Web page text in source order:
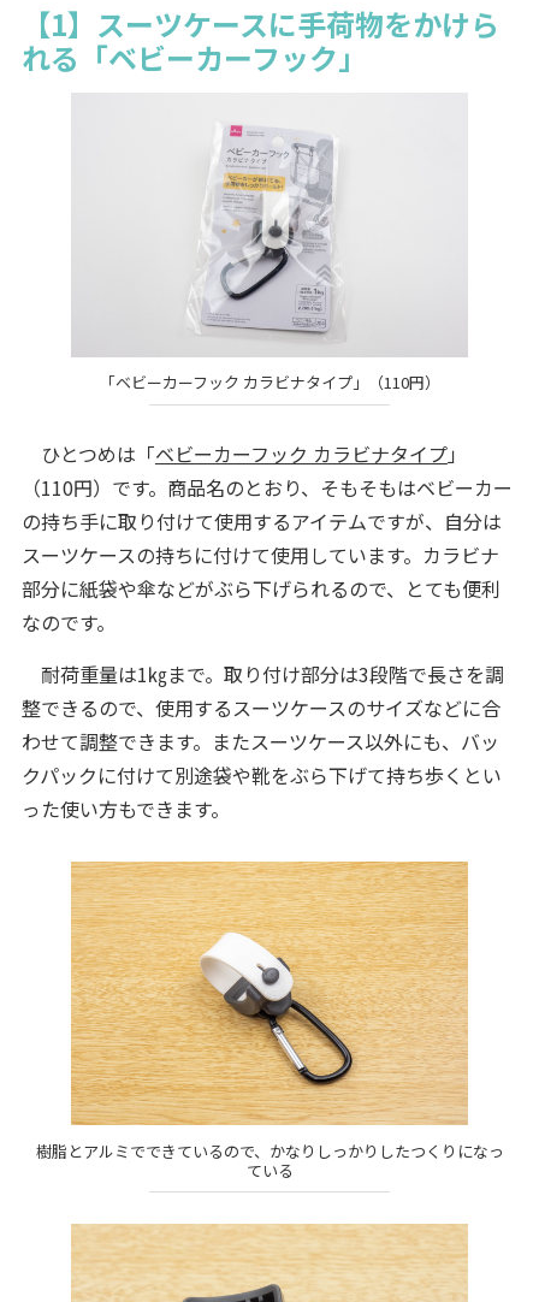
【1】スーツケースに手荷物をかけら
れる「ベビーカーフック」
「ベビーカーフック カラビナタイプ」（110円）
ひとつめは「ベビーカーフック カラビナタイプ」
（110円）です。商品名のとおり、そもそもはベビーカー
の持ち手に取り付けて使用するアイテムですが、自分は
スーツケースの持ちに付けて使用しています。カラビナ
部分に紙袋や傘などがぶら下げられるので、とても便利
なのです。
耐荷重量は1㎏まで。取り付け部分は3段階で長さを調
整できるので、使用するスーツケースのサイズなどに合
わせて調整できます。またスーツケース以外にも、バッ
クパックに付けて別途袋や靴をぶら下げて持ち歩くとい
った使い方もできます。
樹脂とアルミでできているので、かなりしっかりしたつくりになっ
ている